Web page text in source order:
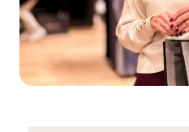
Ver local
Chamar Uber